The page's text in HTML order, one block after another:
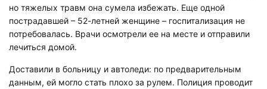
но тяжелых травм она сумела избежать. Еще одной
пострадавшей – 52-летней женщине – госпитализация не
потребовалась. Врачи осмотрели ее на месте и отправили
лечиться домой.
Доставили в больницу и автоледи: по предварительным
данным, ей могло стать плохо за рулем. Полиция проводит